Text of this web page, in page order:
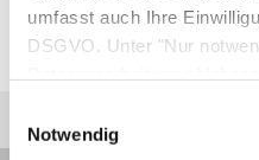
umfasst auch Ihre
DSGVO. Unter "Nur
Notwendig
Autor*innen